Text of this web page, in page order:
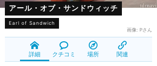
アール・オブ・サンドウィッチ
Earl of Sandwich
画像: Pさん
詳細 クチコミ 場所 関連